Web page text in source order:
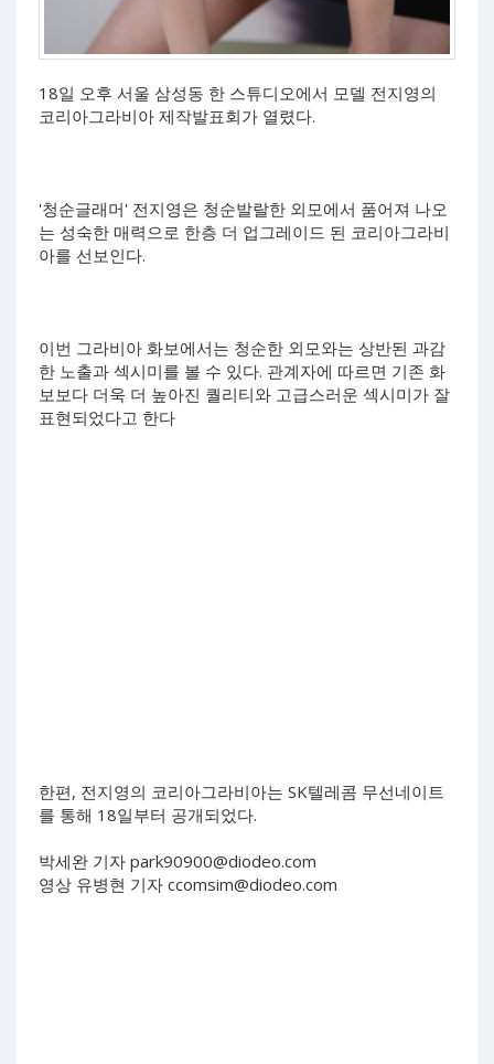
18일 오후 서울 삼성동 한 스튜디오에서 모델 전지영의
코리아그라비아 제작발표회가 열렸다.
'청순글래머' 전지영은 청순발랄한 외모에서 품어져 나오
는 성숙한 매력으로 한층 더 업그레이드 된 코리아그라비
아를 선보인다.
이번 그라비아 화보에서는 청순한 외모와는 상반된 과감
한 노출과 섹시미를 볼 수 있다. 관계자에 따르면 기존 화
보보다 더욱 더 높아진 퀄리티와 고급스러운 섹시미가 잘
표현되었다고 한다
한편, 전지영의 코리아그라비아는 SK텔레콤 무선네이트
를 통해 18일부터 공개되었다.
박세완 기자 park90900@diodeo.com
영상 유병현 기자 ccomsim@diodeo.com